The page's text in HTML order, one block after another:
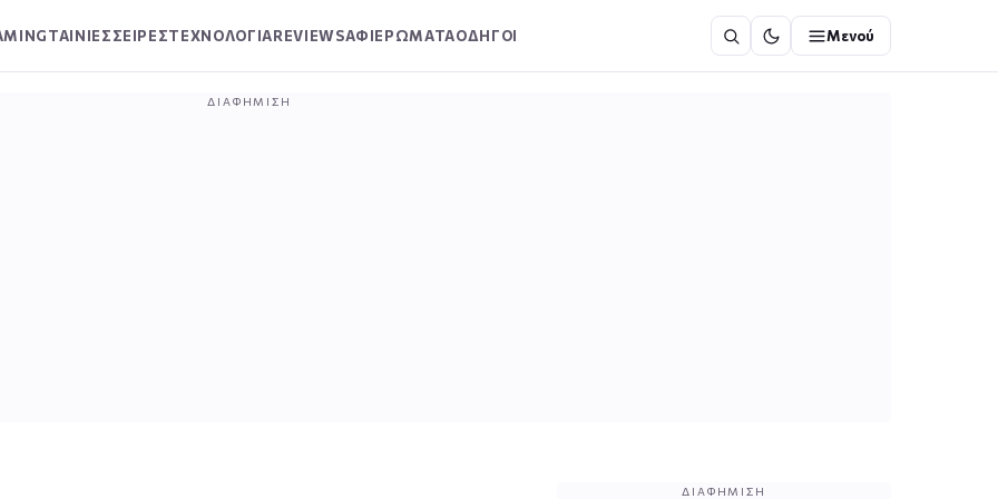
ΤΑΙΝΙΕΣΣΕΙΡΕΣΤΕΧΝΟΛΟΓΙΑREVIEWSΑΦΙΕΡΩΜΑΤΑΟΔΗΓΟΙ Μενού
ΔΙΑΦΉΜΙΣΗ
ΔΙΑΦΉΜΙΣΗ